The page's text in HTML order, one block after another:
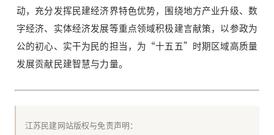
动，充分发挥民建经济界特色优势，围绕地方产业升级、数
字经济、实体经济发展等重点领域积极建言献策，以参政为
公的初心、实干为民的担当，为“十五五”时期区域高质量
发展贡献民建智慧与力量。
江苏民建网站版权与免责声明：